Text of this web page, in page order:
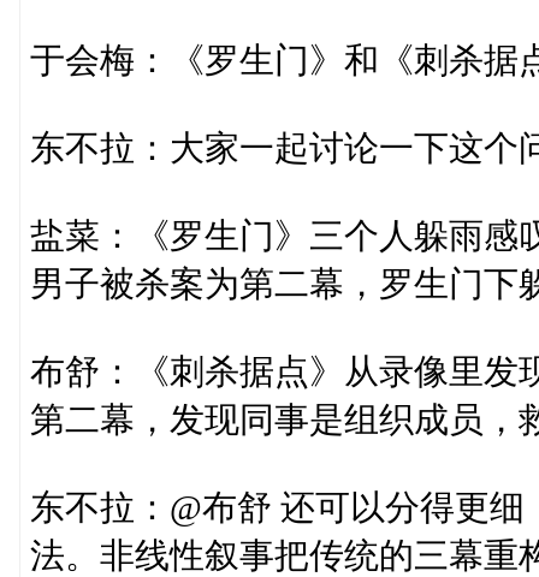
于会梅：《罗生门》和《刺杀据
东不拉：大家一起讨论一下这个
盐菜：《罗生门》三个人躲雨感
男子被杀案为第二幕，罗生门下
布舒：《刺杀据点》从录像里发
第二幕，发现同事是组织成员，
东不拉：@布舒 还可以分得更
法。非线性叙事把传统的三幕重